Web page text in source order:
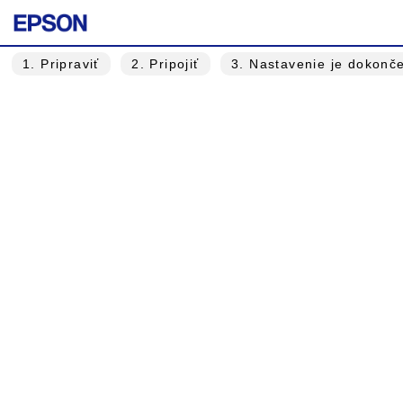
1 . Pripraviť 2 . Pripojiť 3 . Nastavenie je